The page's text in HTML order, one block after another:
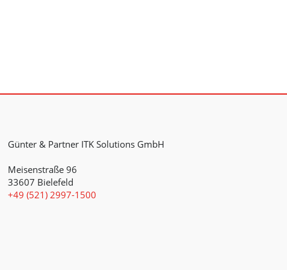
Günter & Partner ITK Solutions GmbH
Meisenstraße 96
33607 Bielefeld
+49 (521) 2997-1500